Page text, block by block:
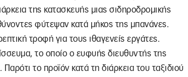
της κατασκευής μιας σιδηροδρομικής
φύτεψαν κατά μήκος της μπανάνες.
τροφή για τους ιθαγενείς εργάτες.
το οποίο ο ευφυής διευθυντής της
το προϊόν κατά τη διάρκεια του ταξιδιού